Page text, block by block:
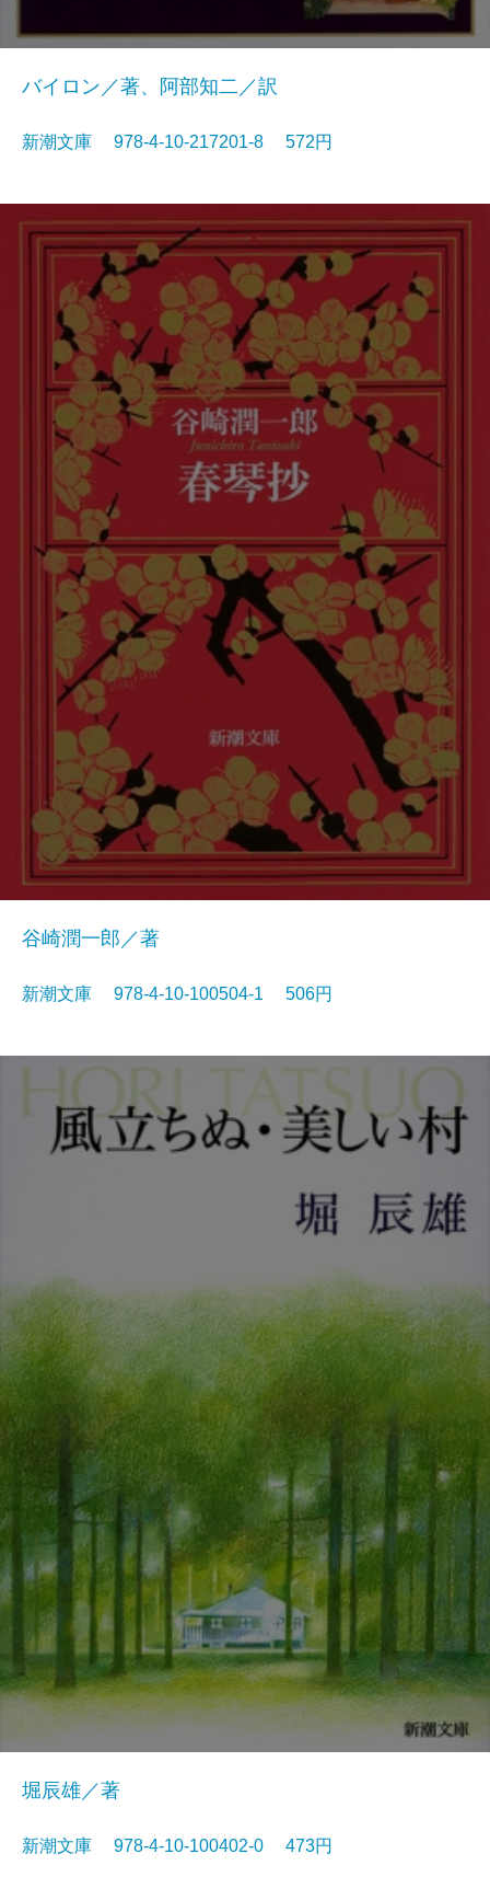
バイロン／著、阿部知二／訳
新潮文庫 978-4-10-217201-8 572円
谷崎潤一郎／著
新潮文庫 978-4-10-100504-1 506円
堀辰雄／著
新潮文庫 978-4-10-100402-0 473円